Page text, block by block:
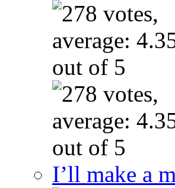
I’ll make a